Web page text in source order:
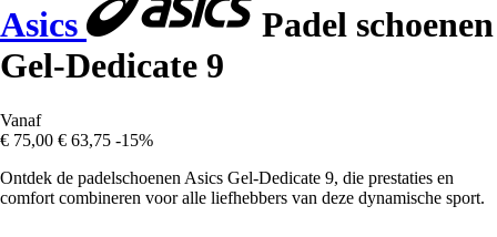
Asics
Padel schoenen
Gel-Dedicate 9
Vanaf
€ 75,00 € 63,75 -15%
Ontdek de padelschoenen Asics Gel-Dedicate 9, die prestaties en
comfort combineren voor alle liefhebbers van deze dynamische sport.